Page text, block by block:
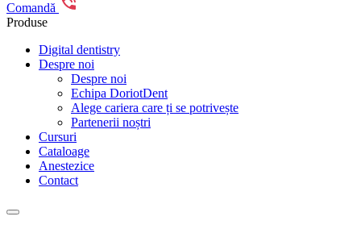
Comandă
Produse
Digital dentistry
Despre noi
Despre noi
Echipa DoriotDent
Alege cariera care ți se potrivește
Partenerii noștri
Cursuri
Cataloage
Anestezice
Contact